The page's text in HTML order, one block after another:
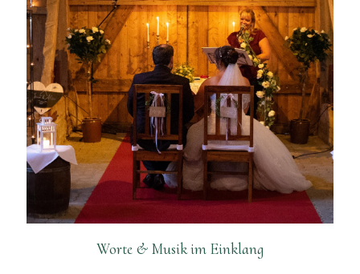
Worte & Musik im Einklang